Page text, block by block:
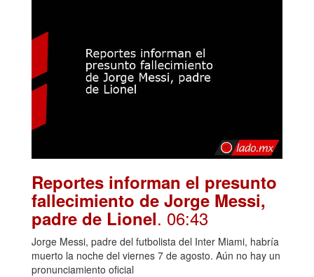
Reportes informan el presunto
fallecimiento de Jorge Messi,
padre de Lionel. 06:43
Jorge Messi, padre del futbolista del Inter Miami, habría
muerto la noche del viernes 7 de agosto. Aún no hay un
pronunciamiento oficial